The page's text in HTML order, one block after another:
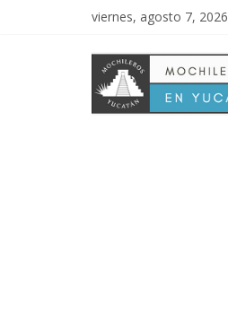
viernes, agosto 7, 2026